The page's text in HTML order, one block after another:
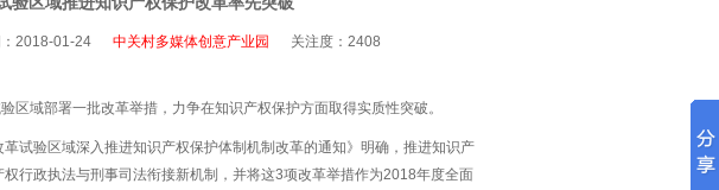
2018-01-24 中关村多媒体创意产业园 关注度： 2408
区域部署一批改革举措，力争在知识产权保护方面取得实质性突破。
试验区域深入推进知识产权保护体制机制改革的通知》明确，推进知识产
行政执法与刑事司法衔接新机制，并将这3项改革举措作为2018年度全面